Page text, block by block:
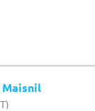
Maisnil